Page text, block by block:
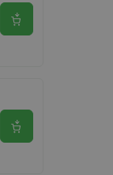
Se produkt
Se produkt